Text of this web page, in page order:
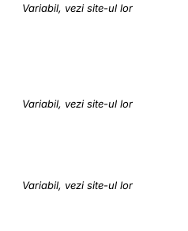
Variabil, vezi site-ul lor
Variabil, vezi site-ul lor
Variabil, vezi site-ul lor